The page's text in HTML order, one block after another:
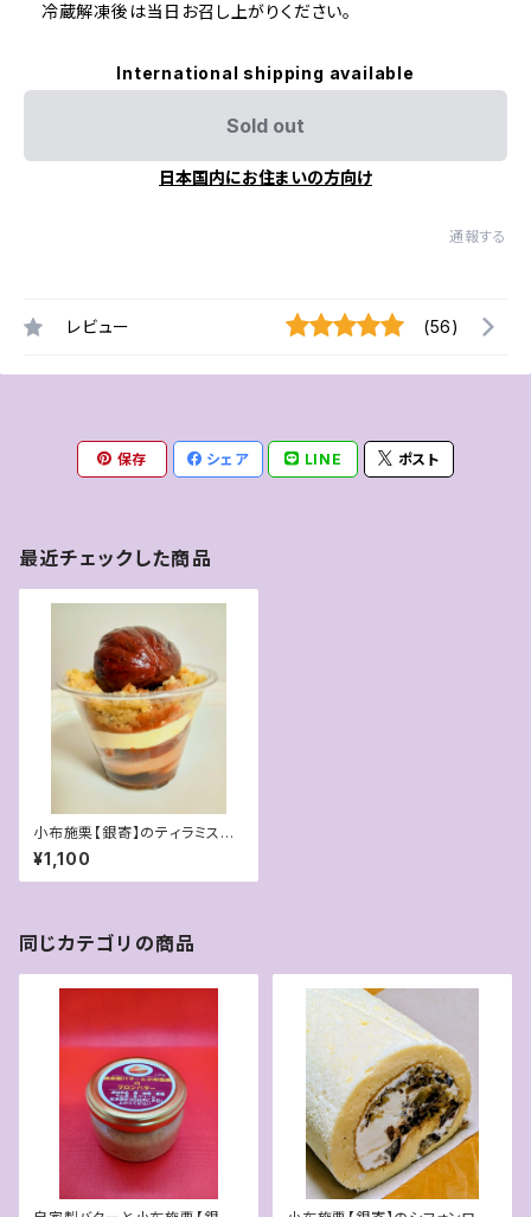
冷蔵解凍後は当日お召し上がりください。
International shipping available
Sold out
日本国内にお住まいの方向け
通報する
レビュー (56)
保存 シェア LINE ポスト
最近チェックした商品
小布施栗【銀寄】のティラミスケ
ーキ
¥1,100
同じカテゴリの商品